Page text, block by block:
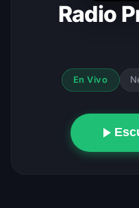
Radio
En Vivo